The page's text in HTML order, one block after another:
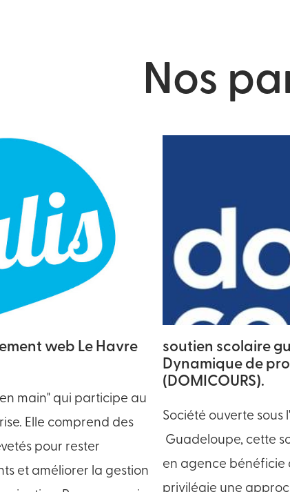
Nos
web Le Havre
main" qui participe au
Elle comprend des
pour rester
et améliorer la gestion
soutien scolaire
Dynamique de
(DOMICOURS).
Société ouverte sous
Guadeloupe, cette
en agence bénéficie
privilégie une